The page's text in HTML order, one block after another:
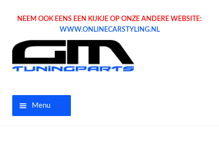
NEEM OOK EENS EEN KIJKJE OP ONZE ANDERE WEBSITE:
WWW.ONLINECARSTYLING.NL
Menu